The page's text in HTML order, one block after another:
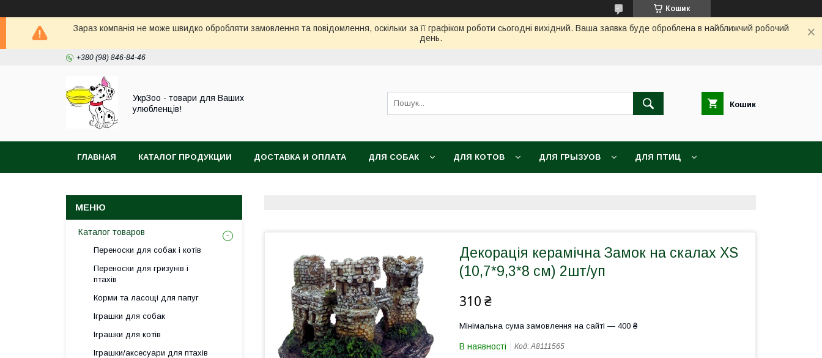
Кошик
Зараз компанія не може швидко обробляти замовлення та повідомлення, оскільки за її графіком роботи сьогодні вихідний. Ваша заявка буде оброблена в найближчий робочий
день.
+380 (98) 846-84-46
УкрЗоо - товари для Ваших
улюбленців!
Кошик
ГЛАВНАЯ КАТАЛОГ ПРОДУКЦИИ ДОСТАВКА И ОПЛАТА ДЛЯ СОБАК ДЛЯ КОТОВ ДЛЯ ГРЫЗУОВ ДЛЯ ПТИЦ
Декорація керамічна Замок на скалах XS
(10,7*9,3*8 см) 2шт/уп
310 ₴
Мінімальна сума замовлення на сайті — 400 ₴
В наявності Код:A8111565
Каталог товаров
Переноски для собак і котів
Переноски для гризунів і
птахів
Корми та ласощі для папуг
Іграшки для собак
Іграшки для котів
Іграшки/аксесуари для птахів